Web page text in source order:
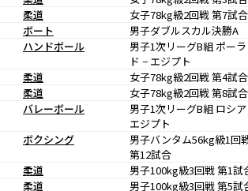
柔道
女子78kg級2回戦 第7試合
ボート
男子ダブルスカル決勝A
ハンドボール
男子1次リーグB組 ポー
ド − エジプト
柔道
女子78kg級2回戦 第4試合
柔道
女子78kg級2回戦 第8試合
バレーボール
男子1次リーグB組 ロシ
エジプト
ボクシング
男子バンタム56kg級1回
第12試合
柔道
男子100kg級3回戦 第1試
柔道
男子100kg級3回戦 第5試